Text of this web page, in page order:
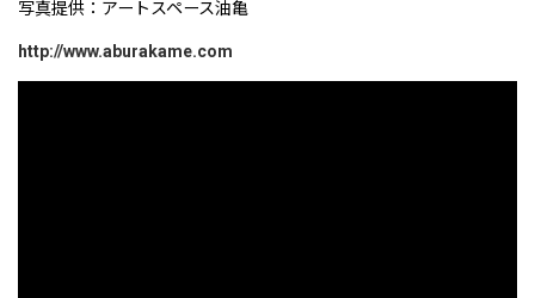
写真提供：アートスペース油亀
http://www.aburakame.com